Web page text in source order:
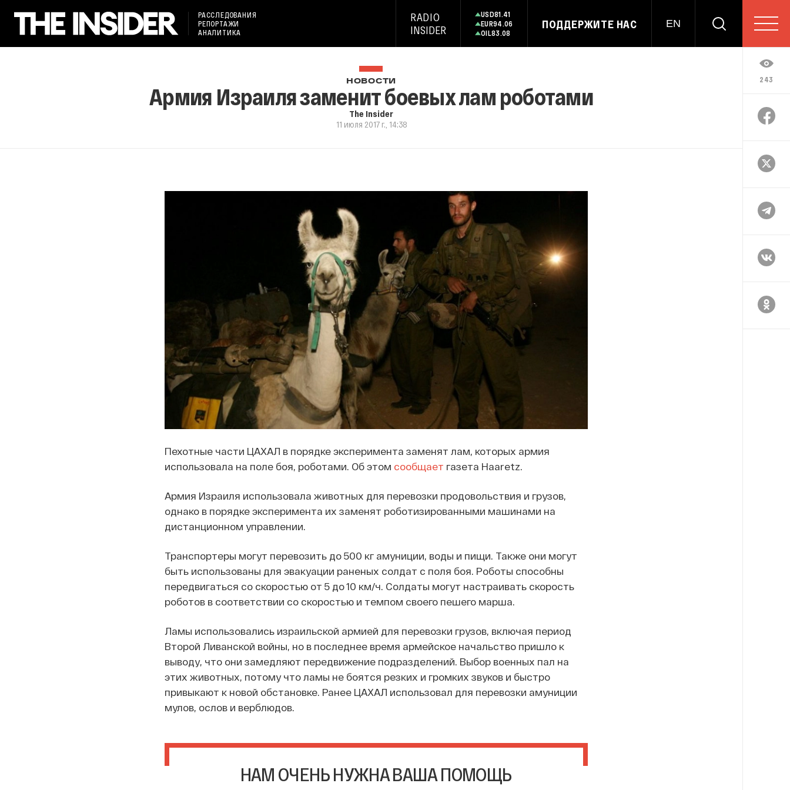
РАССЛЕДОВАНИЯ
РЕПОРТАЖИ
АНАЛИТИКА
RADIO
INSIDER
USD81.41
EUR94.06
OIL83.08
ПОДДЕРЖИТЕ НАС EN
243
НОВОСТИ
Армия Израиля заменит боевых лам роботами
The Insider
11 июля 2017 г., 14:38
Пехотные части ЦАХАЛ в порядке эксперимента заменят лам, которых армия
использовала на поле боя, роботами. Об этом сообщает газета Haaretz.
Армия Израиля использовала животных для перевозки продовольствия и грузов,
однако в порядке эксперимента их заменят роботизированными машинами на
дистанционном управлении.
Транспортеры могут перевозить до 500 кг амуниции, воды и пищи. Также они могут
быть использованы для эвакуации раненых солдат с поля боя. Роботы способны
передвигаться со скоростью от 5 до 10 км/ч. Солдаты могут настраивать скорость
роботов в соответствии со скоростью и темпом своего пешего марша.
Ламы использовались израильской армией для перевозки грузов, включая период
Второй Ливанской войны, но в последнее время армейское начальство пришло к
выводу, что они замедляют передвижение подразделений. Выбор военных пал на
этих животных, потому что ламы не боятся резких и громких звуков и быстро
привыкают к новой обстановке. Ранее ЦАХАЛ использовал для перевозки амуниции
мулов, ослов и верблюдов.
НАМ ОЧЕНЬ НУЖНА ВАША ПОМОЩЬ